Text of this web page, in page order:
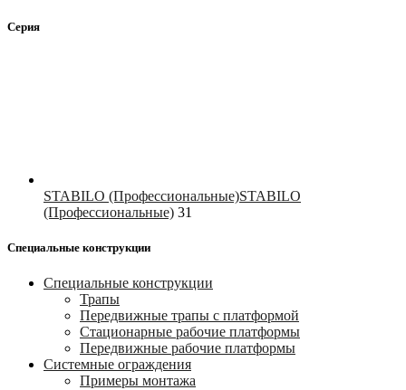
Серия
STABILO (Профессиональные)STABILO
(Профессиональные) 31
Специальные конструкции
Специальные конструкции
Трапы
Передвижные трапы с платформой
Стационарные рабочие платформы
Передвижные рабочие платформы
Системные ограждения
Примеры монтажа